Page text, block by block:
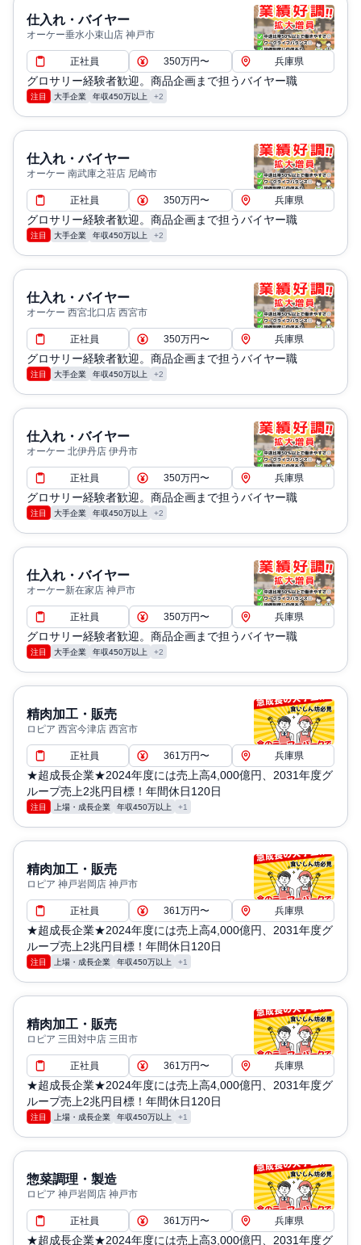
仕入れ・バイヤー
オーケー垂水小束山店 神戸市
正社員 350万円〜 兵庫県
グロサリー経験者歓迎。商品企画まで担うバイヤー職
注目 大手企業 年収450万以上 +2
仕入れ・バイヤー
オーケー 南武庫之荘店 尼崎市
正社員 350万円〜 兵庫県
グロサリー経験者歓迎。商品企画まで担うバイヤー職
注目 大手企業 年収450万以上 +2
仕入れ・バイヤー
オーケー 西宮北口店 西宮市
正社員 350万円〜 兵庫県
グロサリー経験者歓迎。商品企画まで担うバイヤー職
注目 大手企業 年収450万以上 +2
仕入れ・バイヤー
オーケー 北伊丹店 伊丹市
正社員 350万円〜 兵庫県
グロサリー経験者歓迎。商品企画まで担うバイヤー職
注目 大手企業 年収450万以上 +2
仕入れ・バイヤー
オーケー新在家店 神戸市
正社員 350万円〜 兵庫県
グロサリー経験者歓迎。商品企画まで担うバイヤー職
注目 大手企業 年収450万以上 +2
精肉加工・販売
ロピア 西宮今津店 西宮市
正社員 361万円〜 兵庫県
★超成長企業★2024年度には売上高4,000億円、2031年度グ
ループ売上2兆円目標！年間休日120日
注目 上場・成長企業 年収450万以上 +1
精肉加工・販売
ロピア 神戸岩岡店 神戸市
正社員 361万円〜 兵庫県
★超成長企業★2024年度には売上高4,000億円、2031年度グ
ループ売上2兆円目標！年間休日120日
注目 上場・成長企業 年収450万以上 +1
精肉加工・販売
ロピア 三田対中店 三田市
正社員 361万円〜 兵庫県
★超成長企業★2024年度には売上高4,000億円、2031年度グ
ループ売上2兆円目標！年間休日120日
注目 上場・成長企業 年収450万以上 +1
惣菜調理・製造
ロピア 神戸岩岡店 神戸市
正社員 361万円〜 兵庫県
★超成長企業★2024年度には売上高3,000億円、2031年度グ